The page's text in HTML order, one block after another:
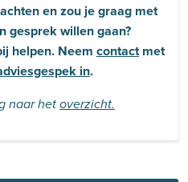
en zou je graag met
gesprek willen gaan?
helpen. Neem contactmet
in.
naar het overzicht.